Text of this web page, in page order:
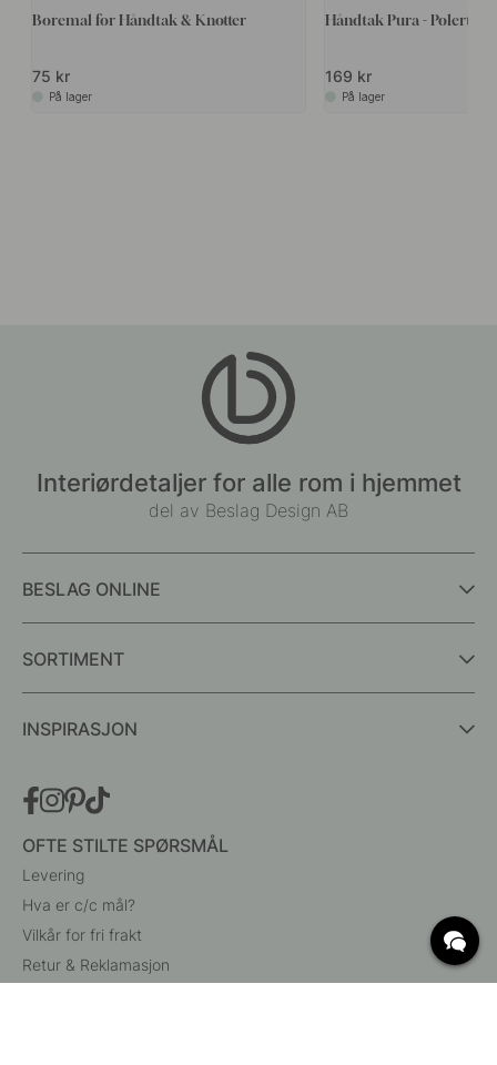
Boremal for Håndtak & Knotter
75 kr
På lager
Håndtak Pura - Polert
169 kr
På lager
Interiørdetaljer for alle rom i hjemmet
del av Beslag Design AB
BESLAG ONLINE
SORTIMENT
INSPIRASJON
OFTE STILTE SPØRSMÅL
Levering
Hva er c/c mål?
Vilkår for fri frakt
Retur & Reklamasjon